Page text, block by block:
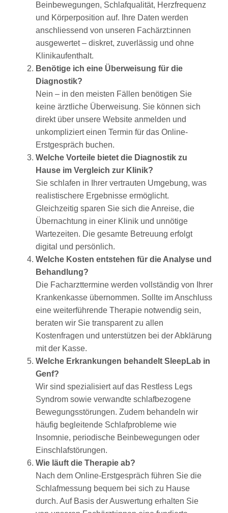
Beinbewegungen, Schlafqualität, Herzfrequenz
und Körperposition auf. Ihre Daten werden
anschliessend von unseren Fachärzt:innen
ausgewertet – diskret, zuverlässig und ohne
Klinikaufenthalt.
Benötige ich eine Überweisung für die
Diagnostik?
Nein – in den meisten Fällen benötigen Sie
keine ärztliche Überweisung. Sie können sich
direkt über unsere Website anmelden und
unkompliziert einen Termin für das Online-
Erstgespräch buchen.
Welche Vorteile bietet die Diagnostik zu
Hause im Vergleich zur Klinik?
Sie schlafen in Ihrer vertrauten Umgebung, was
realistischere Ergebnisse ermöglicht.
Gleichzeitig sparen Sie sich die Anreise, die
Übernachtung in einer Klinik und unnötige
Wartezeiten. Die gesamte Betreuung erfolgt
digital und persönlich.
Welche Kosten entstehen für die Analyse und
Behandlung?
Die Facharzttermine werden vollständig von Ihrer
Krankenkasse übernommen. Sollte im Anschluss
eine weiterführende Therapie notwendig sein,
beraten wir Sie transparent zu allen
Kostenfragen und unterstützen bei der Abklärung
mit der Kasse.
Welche Erkrankungen behandelt SleepLab in
Genf?
Wir sind spezialisiert auf das Restless Legs
Syndrom sowie verwandte schlafbezogene
Bewegungsstörungen. Zudem behandeln wir
häufig begleitende Schlafprobleme wie
Insomnie, periodische Beinbewegungen oder
Einschlafstörungen.
Wie läuft die Therapie ab?
Nach dem Online-Erstgespräch führen Sie die
Schlafmessung bequem bei sich zu Hause
durch. Auf Basis der Auswertung erhalten Sie